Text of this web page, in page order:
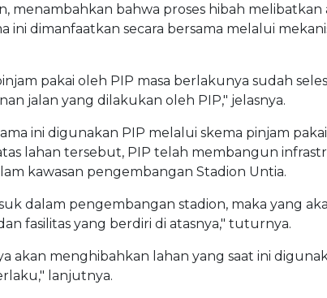
menambahkan bahwa proses hibah melibatkan
ini dimanfaatkan secara bersama melalui
pakai oleh PIP masa berlakunya sudah
jalan yang dilakukan oleh PIP," jelasnya.
ini digunakan PIP melalui skema pinjam
lahan tersebut, PIP telah membangun
kawasan pengembangan Stadion Untia.
dalam pengembangan stadion, maka yang
fasilitas yang berdiri di atasnya," tuturnya.
akan menghibahkan lahan yang saat ini
lanjutnya.